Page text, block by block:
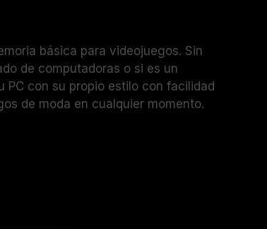
técnico del fabricante
básica para videojuegos. Sin
de computadoras o si es un
PC con su propio estilo con facilidad
de moda en cualquier momento.